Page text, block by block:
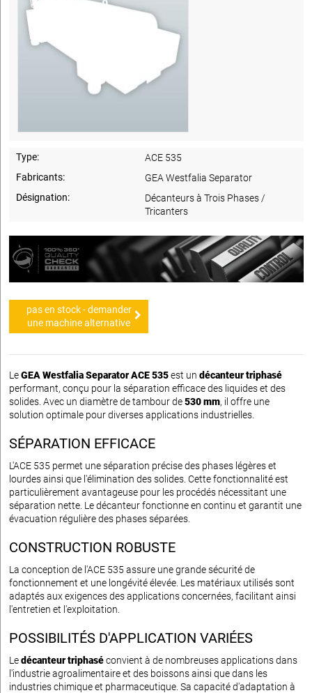
Type:
ACE 535
Fabricants:
GEA Westfalia Separator
Désignation:
Décanteurs à Trois Phases /
Tricanters
pas en stock - demander
une machine alternative
LeGEA Westfalia Separator ACE 535est un décanteur triphasé
performant, conçu pour la séparation efficace des liquides et des
solides. Avec un diamètre de tambour de530 mm, il offre une
solution optimale pour diverses applications industrielles.
SÉPARATION EFFICACE
L'ACE 535 permet une séparation précise des phases légères et
lourdes ainsi que l'élimination des solides. Cette fonctionnalité est
particulièrement avantageuse pour les procédés nécessitant une
séparation nette. Le décanteur fonctionne en continu et garantit une
évacuation régulière des phases séparées.
CONSTRUCTION ROBUSTE
La conception de l'ACE 535 assure une grande sécurité de
fonctionnement et une longévité élevée. Les matériaux utilisés sont
adaptés aux exigences des applications concernées, facilitant ainsi
l'entretien et l'exploitation.
POSSIBILITÉS D'APPLICATION VARIÉES
Ledécanteur triphaséconvient à de nombreuses applications dans
l'industrie agroalimentaire et des boissons ainsi que dans les
industries chimique et pharmaceutique. Sa capacité d'adaptation à